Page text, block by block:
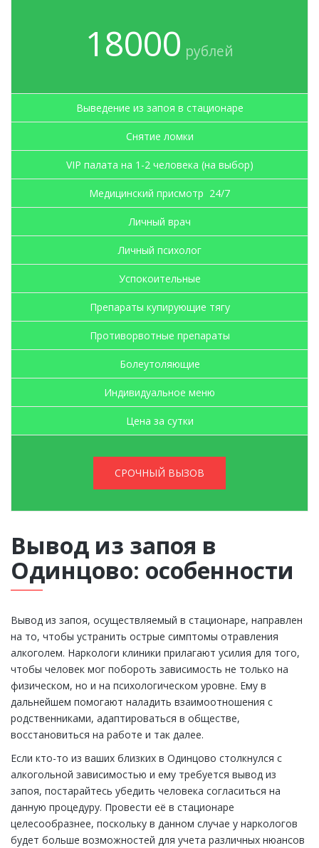
18000 рублей
Выведение из запоя в стационаре
Снятие ломки
VIP палата на 1-2 человека (на выбор)
Медицинский присмотр 24/7
Личный врач
Личный психолог
Успокоительные
Препараты купирующие тягу
Противорвотные препараты
Болеутоляющие
Индивидуальное меню
Цена за сутки
СРОЧНЫЙ ВЫЗОВ
Вывод из запоя в
Одинцово: особенности
Вывод из запоя, осуществляемый в стационаре, направлен
на то, чтобы устранить острые симптомы отравления
алкоголем. Наркологи клиники прилагают усилия для того,
чтобы человек мог побороть зависимость не только на
физическом, но и на психологическом уровне. Ему в
дальнейшем помогают наладить взаимоотношения с
родственниками, адаптироваться в обществе,
восстановиться на работе и так далее.
Если кто-то из ваших близких в Одинцово столкнулся с
алкогольной зависимостью и ему требуется вывод из
запоя, постарайтесь убедить человека согласиться на
данную процедуру. Провести её в стационаре
целесообразнее, поскольку в данном случае у наркологов
будет больше возможностей для учета различных нюансов